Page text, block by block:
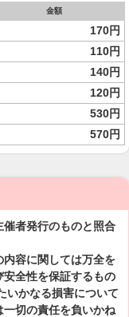
金額
170円
110円
140円
120円
530円
570円
者発行のものと照合
容に関しては万全を
全性を保証するもの
いかなる損害について
切の責任を負いかね